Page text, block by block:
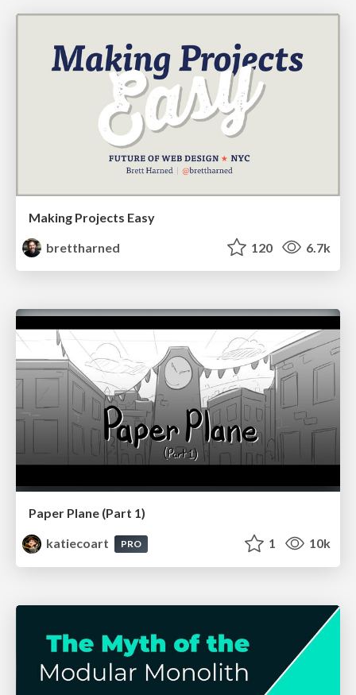
Making Projects Easy
brettharned
120 6.7k
Paper Plane (Part 1)
katiecoart
PRO 1 10k